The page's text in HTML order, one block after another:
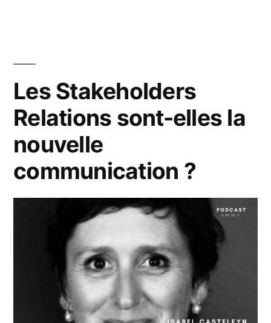
? »
Les Stakeholders
Relations sont-elles la
nouvelle
communication ?